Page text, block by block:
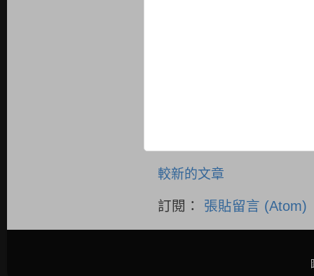
較新的文章
訂閱： 張貼留言 (Atom)